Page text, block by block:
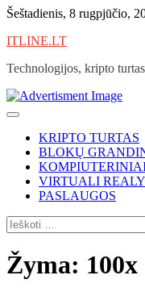
Skip
content
Šeštadienis, 8 rugpjūčio,
ITLINE.LT
Technologijos, kripto
KRIPTO TURTAS
BLOKŲ
VIRTUALI
PASLAUGOS
Ieškoti:
Žyma: 100x